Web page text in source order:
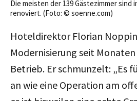
Die meisten der 139 Gästezimmer sind
renoviert. (Foto: © soenne.com)
Hoteldirektor Florian
Modernisierung seit
Betrieb. Er schmunzelt: „Es
an wie eine Operation am